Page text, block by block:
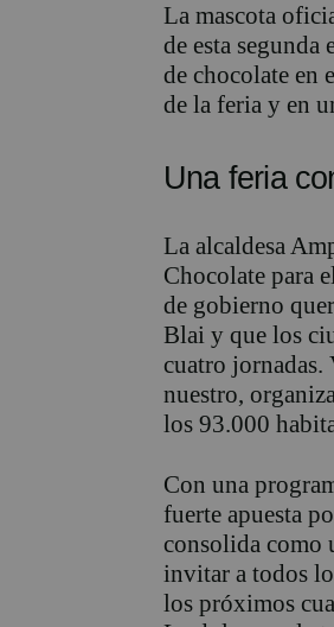
La mascota
de esta segunda
de chocolate en
de la feria y en
Una feria
La alcaldesa
Chocolate para
de gobierno
Blai y que los
cuatro jornadas.
nuestro,
los 93.000
Con una
fuerte apuesta p
consolida como
invitar a todos
los próximos